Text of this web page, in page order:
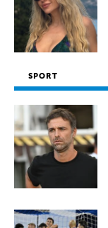
SPORT